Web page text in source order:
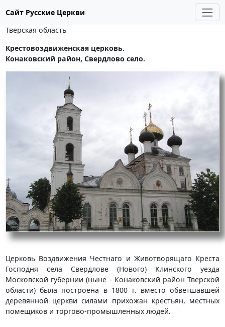
Сайт Русские Церкви
Тверская область
Крестовоздвиженская церковь.
Конаковский район, Свердлово село.
Церковь Воздвижения Честнаго и Животворящаго Креста
Господня села Свердлове (Нового) Клинского уезда
Московской губернии (ныне - Конаковский район Тверской
области) была построена в 1800 г. вместо обветшавшей
деревянной церкви силами прихожан крестьян, местных
помещиков и торгово-промышленных людей.